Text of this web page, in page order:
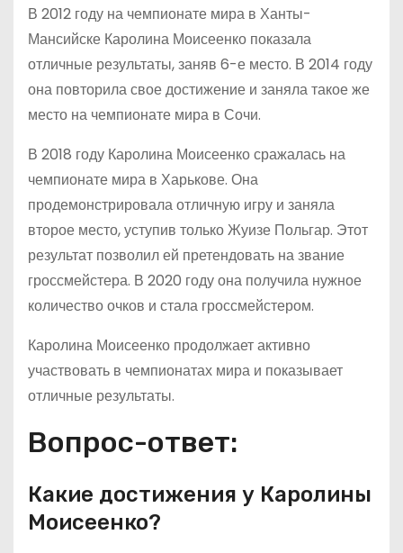
В 2012 году на чемпионате мира в Ханты-
Мансийске Каролина Моисеенко показала
отличные результаты, заняв 6-е место. В 2014 году
она повторила свое достижение и заняла такое же
место на чемпионате мира в Сочи.
В 2018 году Каролина Моисеенко сражалась на
чемпионате мира в Харькове. Она
продемонстрировала отличную игру и заняла
второе место, уступив только Жуизе Польгар. Этот
результат позволил ей претендовать на звание
гроссмейстера. В 2020 году она получила нужное
количество очков и стала гроссмейстером.
Каролина Моисеенко продолжает активно
участвовать в чемпионатах мира и показывает
отличные результаты.
Вопрос-ответ:
Какие достижения у Каролины
Моисеенко?